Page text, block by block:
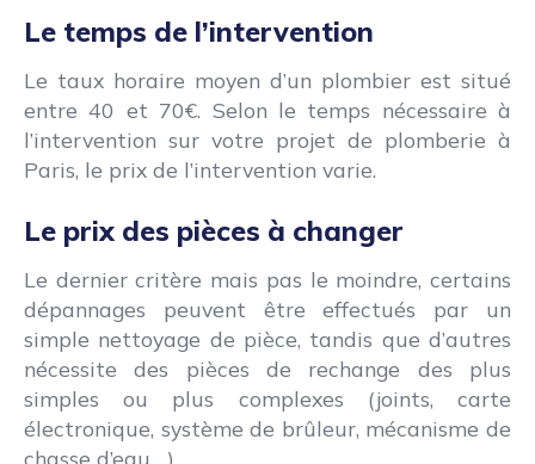
Le temps de l’intervention
Le taux horaire moyen d’un plombier est situé
entre 40 et 70€. Selon le temps nécessaire à
l’intervention sur votre projet de plomberie à
Paris, le prix de l’intervention varie.
Le prix des pièces à changer
Le dernier critère mais pas le moindre, certains
dépannages peuvent être effectués par un
simple nettoyage de pièce, tandis que d’autres
nécessite des pièces de rechange des plus
simples ou plus complexes (joints, carte
électronique, système de brûleur, mécanisme de
chasse d’eau,…)